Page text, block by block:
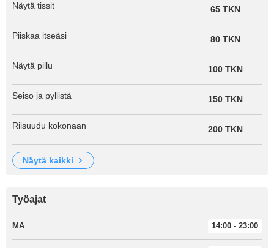
Näytä tissit 65 TKN
Piiskaa itseäsi 80 TKN
Näytä pillu 100 TKN
Seiso ja pyllistä 150 TKN
Riisuudu kokonaan 200 TKN
näytä kaikki
Työajat
MA 14:00 - 23:00